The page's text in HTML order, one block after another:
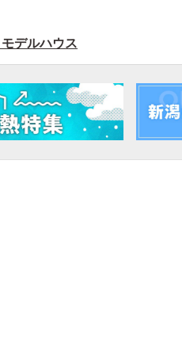
モデルハウス